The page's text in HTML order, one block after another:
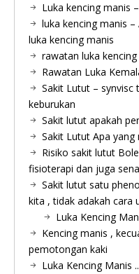
Luka kencing manis
luka kencing manis
luka kencing manis
rawatan luka
Rawatan Luka
Sakit Lutut – synvisc
keburukan
Sakit lutut apakah
Sakit Lutut Apa
Risiko sakit lutut
fisioterapi dan juga
Sakit lutut satu
kita , tidak adakah cara
Luka Kencing
Kencing manis ,
pemotongan kaki
Luka Kencing Manis